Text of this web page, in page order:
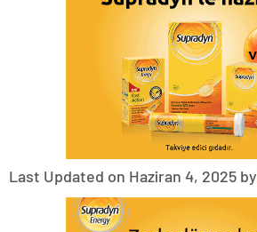
Last Updated on Haziran 4, 2025 by